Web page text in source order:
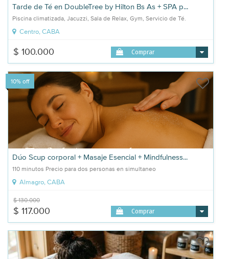
Tarde de Té en DoubleTree by Hilton Bs As + SPA p...
Piscina climatizada, Jacuzzi, Sala de Relax, Gym, Servicio de Té.
Centro, CABA
$ 100.000 Comprar
10% off
Dúo Scup corporal + Masaje Esencial + Mindfulness...
110 minutos Precio para dos personas en simultaneo
Almagro, CABA
$ 130.000
$ 117.000 Comprar